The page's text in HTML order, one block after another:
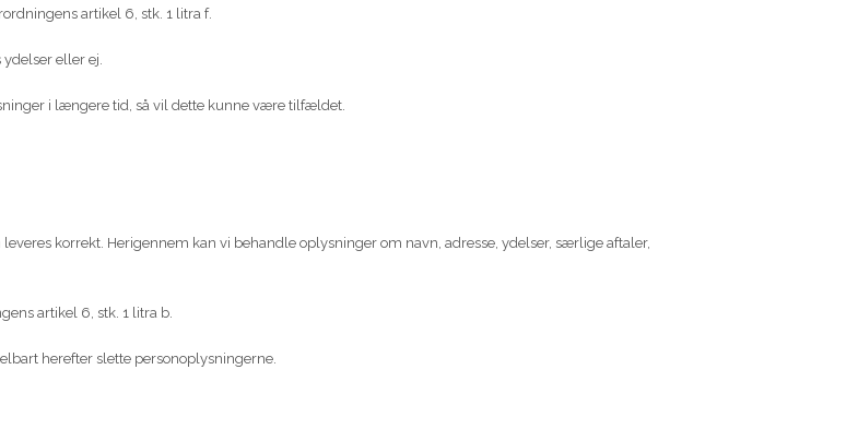
artikel 6, stk. 1 litra f.
eller ej.
i længere tid, så vil dette kunne være tilfældet.
korrekt. Herigennem kan vi behandle oplysninger om navn, adresse, ydelser, særlige aftaler,
artikel 6, stk. 1 litra b.
herefter slette personoplysningerne.